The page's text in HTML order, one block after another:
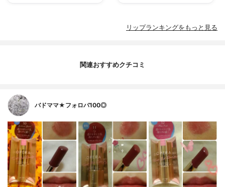
リップランキングをもっと見る
関連おすすめクチコミ
バドママ★フォロバ100◎